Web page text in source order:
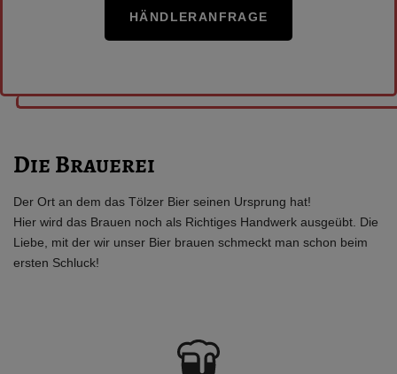
HÄNDLERANFRAGE
Die Brauerei
Der Ort an dem das Tölzer Bier seinen Ursprung hat!
Hier wird das Brauen noch als Richtiges Handwerk ausgeübt. Die
Liebe, mit der wir unser Bier brauen schmeckt man schon beim
ersten Schluck!